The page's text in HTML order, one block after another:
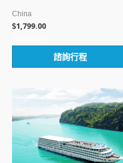
China
$1,799.00
評
滿
諮詢行程